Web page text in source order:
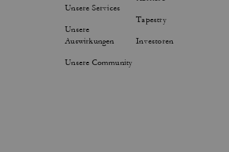
Unsere Services
Unsere
Auswirkungen
Unsere Community
Tapestry
Investoren